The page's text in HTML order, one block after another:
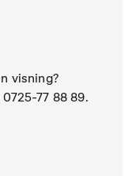
visning?
77 88 89.